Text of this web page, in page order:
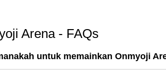
Arena - FAQs
untuk memainkan Onmyoji